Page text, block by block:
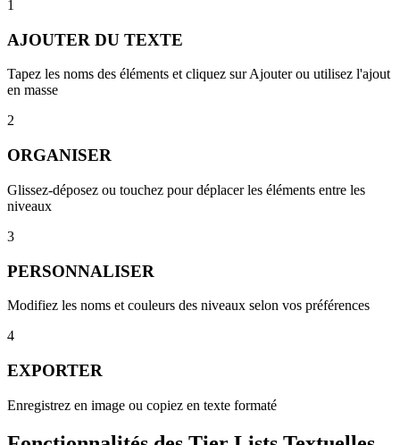
1
AJOUTER DU TEXTE
Tapez les noms des éléments et cliquez sur Ajouter ou utilisez l'ajout
en masse
2
ORGANISER
Glissez-déposez ou touchez pour déplacer les éléments entre les
niveaux
3
PERSONNALISER
Modifiez les noms et couleurs des niveaux selon vos préférences
4
EXPORTER
Enregistrez en image ou copiez en texte formaté